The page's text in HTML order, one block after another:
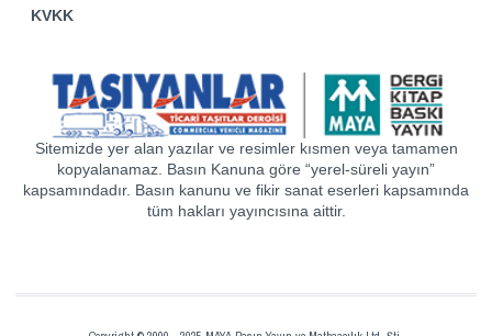
KVKK
Sitemizde yer alan yazılar ve resimler kısmen veya tamamen
kopyalanamaz. Basın Kanuna göre “yerel-süreli yayın”
kapsamındadır. Basın kanunu ve fikir sanat eserleri kapsamında
tüm hakları yayıncısına aittir.